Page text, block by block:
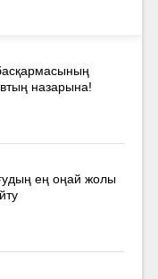
назарына!
ең оңай жолы